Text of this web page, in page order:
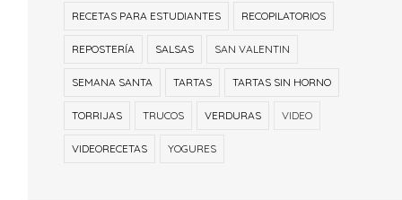
RECETAS PARA ESTUDIANTES RECOPILATORIOS
REPOSTERÍA SALSAS SAN VALENTIN
SEMANA SANTA TARTAS TARTAS SIN HORNO
TORRIJAS TRUCOS VERDURAS VIDEO
VIDEORECETAS YOGURES